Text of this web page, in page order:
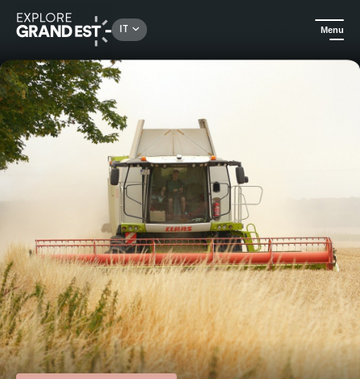
IT Menu
Parchi divertimenti e animali Visita ai laboratori della fattoria di Bel Air